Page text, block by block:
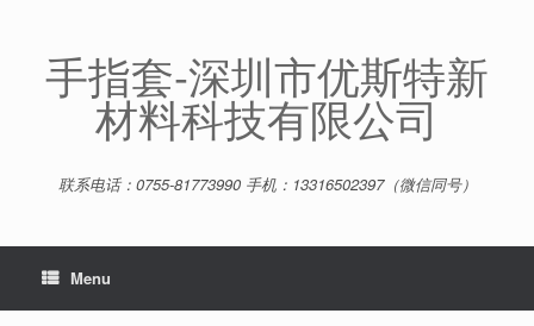
content手指套-深圳市优斯特新
材料科技有限公司
联系电话：0755-81773990 手机：13316502397（微信同号）
Menu